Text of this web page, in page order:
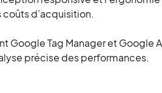
d’acquisition.
Google Tag Manager et Google
précise des performances.